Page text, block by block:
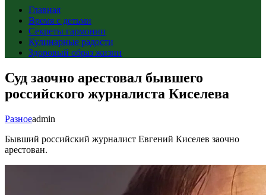
Главная
Время с детьми
Секреты гармонии
Кулинарные радости
Здоровый образ жизни
Суд заочно арестовал бывшего
российского журналиста Киселева
Разноеadmin
Бывший российский журналист Евгений Киселев заочно
арестован.